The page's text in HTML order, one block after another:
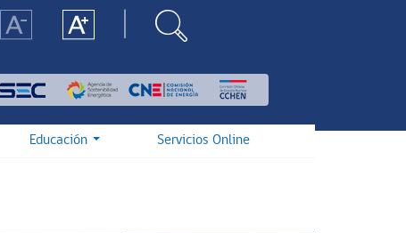
Educación Servicios Online